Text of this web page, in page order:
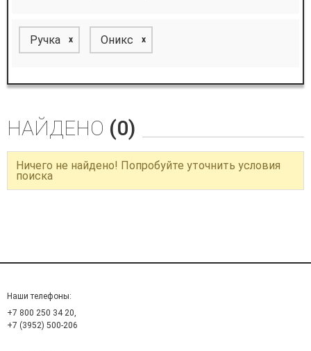
Ручка x Оникс x
НАЙДЕНО (0)
Ничего не найдено! Попробуйте уточнить условия
поиска
Наши телефоны:
+7 800 250 34 20,
+7 (3952) 500-206